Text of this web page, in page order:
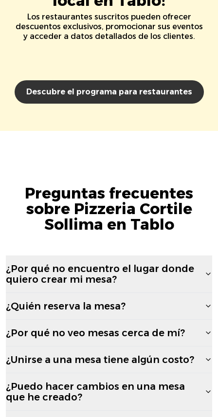
Los restaurantes suscritos pueden ofrecer
descuentos exclusivos, promocionar sus eventos
y acceder a datos detallados de los clientes.
Descubre el programa para restaurantes
Preguntas frecuentes
sobre Pizzeria Cortile
Sollima en Tablo
¿Por qué no encuentro el lugar donde
quiero crear mi mesa?
¿Quién reserva la mesa?
¿Por qué no veo mesas cerca de mí?
¿Unirse a una mesa tiene algún costo?
¿Puedo hacer cambios en una mesa
que he creado?